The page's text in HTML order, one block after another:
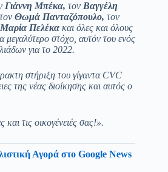
Γιάννη Μπέκα, τον Βαγγέλη
τον Θωμά Πανταζόπουλο, τον
Μαρία Πελέκα και όλες και όλους
μεγαλύτερο στόχο, αυτόν του ενός
για το 2022.
στήριξη του γίγαντα CVC
της νέας διοίκησης και αυτός ο
και τις οικογένειές σας!».
Αγορά στο Google News